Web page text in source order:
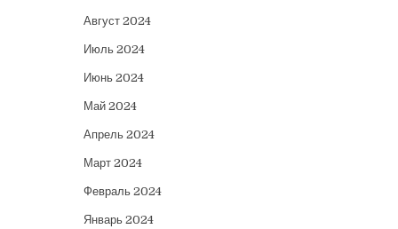
Август 2024
Июль 2024
Июнь 2024
Май 2024
Апрель 2024
Март 2024
Февраль 2024
Январь 2024